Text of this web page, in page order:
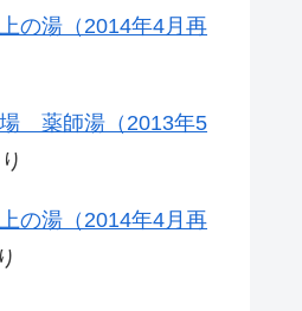
の湯（2014年4月再
薬師湯（2013年5
の湯（2014年4月再